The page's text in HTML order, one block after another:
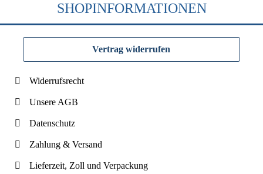
SHOPINFORMATIONEN
Vertrag widerrufen
Widerrufsrecht
Unsere AGB
Datenschutz
Zahlung & Versand
Lieferzeit, Zoll und Verpackung